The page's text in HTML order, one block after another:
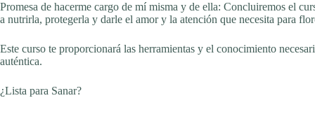
Promesa de hacerme cargo de mí misma y de ella: Concluiremos el
a nutrirla, protegerla y darle el amor y la atención que necesita para
Este curso te proporcionará las herramientas y el conocimiento
auténtica.
¿Lista para Sanar?